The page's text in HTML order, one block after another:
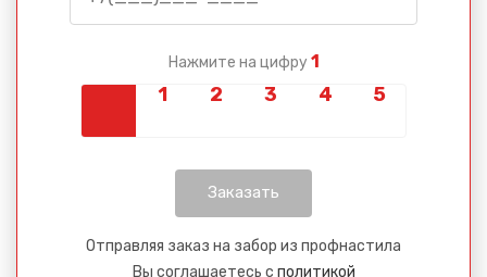
Нажмите на цифру 1
Отправляя заказ на забор из профнастила
Вы соглашаетесь с политикой